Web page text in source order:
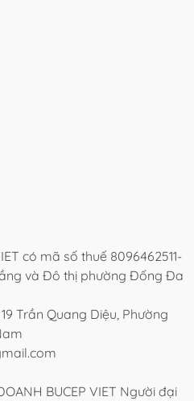
có mã số thuế 8096462511-
và Đô thị phường Đống Đa
Trần Quang Diệu, Phường
BUCEP VIET Người đại